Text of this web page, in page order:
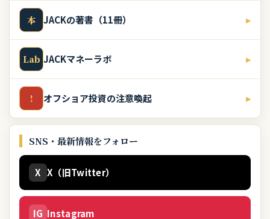
本 JACKの著書（11冊） ▸
Lab JACKマネーラボ ▸
! オフショア投資の注意喚起 ▸
SNS・最新情報をフォロー
X X（旧Twitter）
IG Instagram